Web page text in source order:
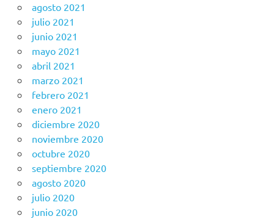
agosto 2021
julio 2021
junio 2021
mayo 2021
abril 2021
marzo 2021
febrero 2021
enero 2021
diciembre 2020
noviembre 2020
octubre 2020
septiembre 2020
agosto 2020
julio 2020
junio 2020